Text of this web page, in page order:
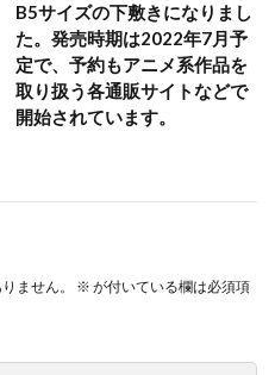
B5サイズの下敷きになりまし
た。発売時期は2022年7月予
定で、予約もアニメ系作品を
取り扱う各通販サイトなどで
開始されています。
ません。 ※ が付いている欄は必須項